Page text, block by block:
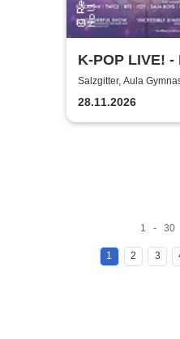
K-POP LIVE!
Moves. Die
Salzgitter, Aula
28.11.2026
1 - 30
1 2 3